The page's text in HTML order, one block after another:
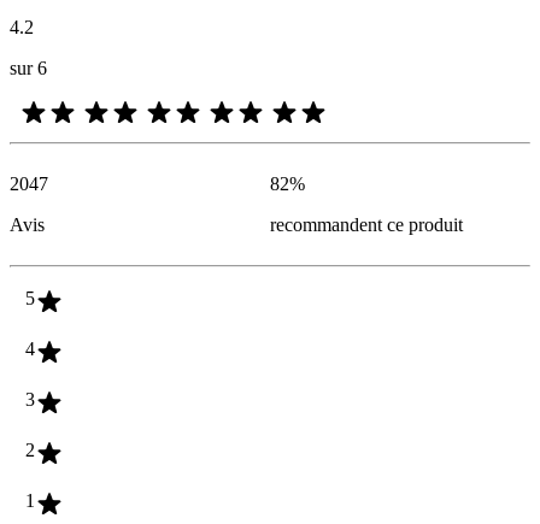
4.2
sur 6
2047
Avis
82%
recommandent ce produit
5
4
3
2
1